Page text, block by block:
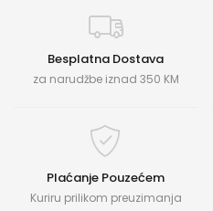
Besplatna Dostava
za narudžbe iznad 350 KM
Plaćanje Pouzećem
Kuriru prilikom preuzimanja